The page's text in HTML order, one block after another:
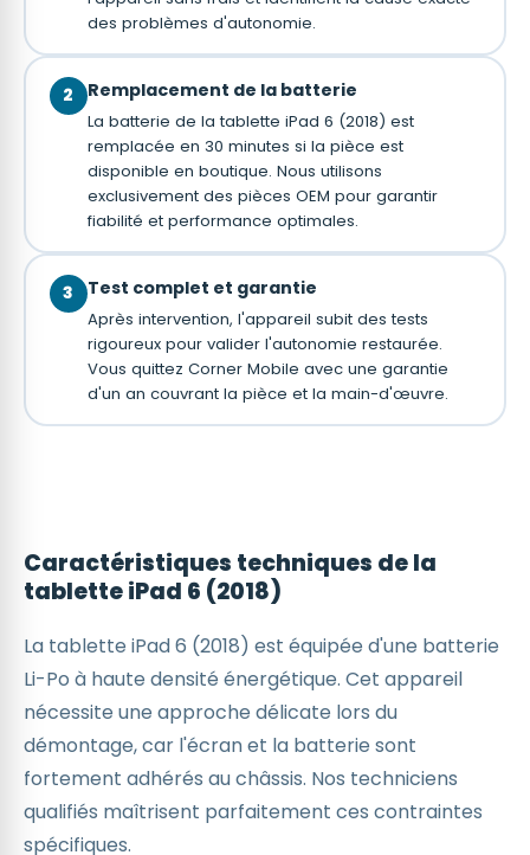
des problèmes d'autonomie.
2 Remplacement de la batterie
La batterie de la tablette iPad 6 (2018) est
remplacée en 30 minutes si la pièce est
disponible en boutique. Nous utilisons
exclusivement des pièces OEM pour garantir
fiabilité et performance optimales.
3 Test complet et garantie
Après intervention, l'appareil subit des tests
rigoureux pour valider l'autonomie restaurée.
Vous quittez Corner Mobile avec une garantie
d'un an couvrant la pièce et la main-d'œuvre.
Caractéristiques techniques de la
tablette iPad 6 (2018)
La tablette iPad 6 (2018) est équipée d'une batterie
Li-Po à haute densité énergétique. Cet appareil
nécessite une approche délicate lors du
démontage, car l'écran et la batterie sont
fortement adhérés au châssis. Nos techniciens
qualifiés maîtrisent parfaitement ces contraintes
spécifiques.